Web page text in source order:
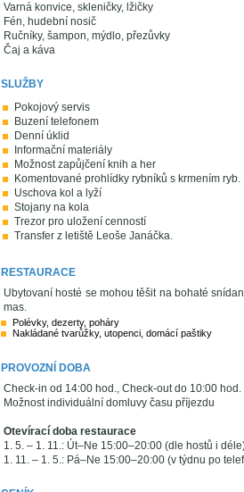
Varná konvice, skleničky, lžičky
Fén, hudební nosič
Ručníky, šampon, mýdlo, přezůvky
Čaj a káva
SLUŽBY
Pokojový servis
Buzení telefonem
Denní úklid
Informační materiály
Možnost zapůjčení knih a her
Komentované prohlídky rybníků s krmením ryb.
Uschova kol a lyží
Stojany na kola
Trezor pro uložení cenností
Transfer z letiště Leoše Janáčka.
RESTAURACE
Ubytovaní hosté se mohou těšit na bohaté
mas.
Polévky, dezerty, poháry
Nakládané tvarůžky, utopenci, domácí paštiky
PROVOZNÍ DOBA
Check-in od 14:00 hod., Check-out do 10:00 hod.
Možnost individuální domluvy času příjezdu
Otevírací doba restaurace
1. 5. – 1. 11.: Út–Ne 15:00–20:00 (dle hostů i
1. 11. – 1. 5.: Pá–Ne 15:00–20:00 (v týdnu po